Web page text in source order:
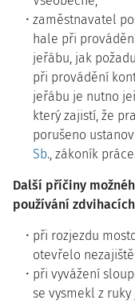
zaměstnavatel
hale při
jeřábu, jak
při provádění
jeřábu je nutno
který zajistí, že
porušeno
Sb., zákoník
Další příčiny
používání
při rozjezdu
otevřelo
při vyvážení
se vysmekl z